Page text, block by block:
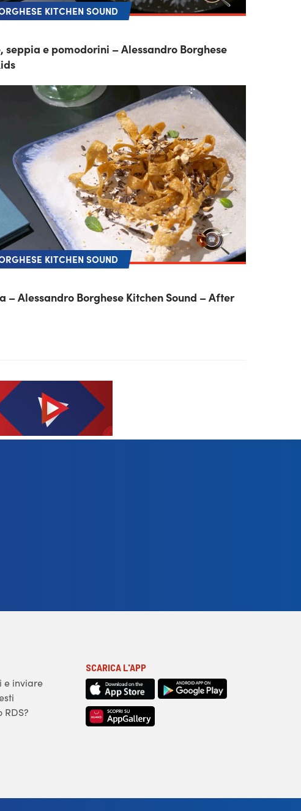
KITCHEN SOUND
seppia e pomodorini – Alessandro Borghese
KITCHEN SOUND
– Alessandro Borghese Kitchen Sound – After
e inviare
SCARICA L'APP